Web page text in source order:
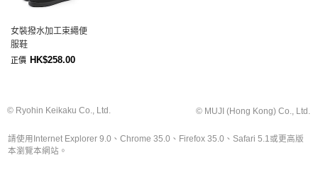
女裝撥水加工束繩便
服鞋
正價 HK$258.00
© Ryohin Keikaku Co., Ltd. © MUJI (Hong Kong) Co., Ltd.
請使用Internet Explorer 9.0、Chrome 35.0、Firefox 35.0、Safari 5.1或更高版
本瀏覽本網站。